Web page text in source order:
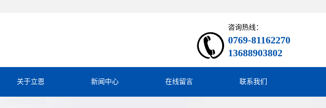
咨询热线：
0769-81162270
13688903802
关于立恩 新闻中心 在线留言 联系我们